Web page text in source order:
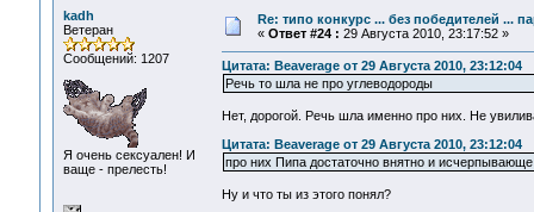
kadh
Ветеран
Сообщений: 1207
Я очень сексуален! И
ваще - прелесть!
Re: типо конкурс ... без победителей ...
« Ответ #24 : 29 Августа 2010, 23:17:52 »
Цитата: Beaverage от 29 Августа 2010, 23:12:04
Речь то шла не про углеводороды
Нет, дорогой. Речь шла именно про них. Не
Цитата: Beaverage от 29 Августа 2010, 23:12:04
про них Пипа достаточно внятно и
Ну и что ты из этого понял?